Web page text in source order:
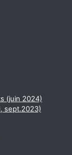
(juin 2024)
sept.2023)